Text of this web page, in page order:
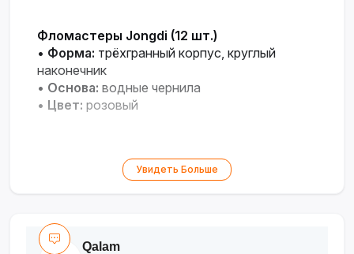
Фломастеры Jongdi (12 шт.)
• Форма: трёхгранный корпус, круглый
наконечник
• Основа: водные чернила
• Цвет: розовый
Увидеть Больше
Qalam